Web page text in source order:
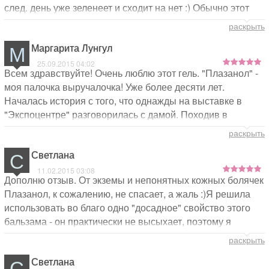
на качестве, на составе. Да, понятно, всё дорожает со
Мое мнение - пусть бы дороже стоил, но качество было
бы неизменным.
след. день уже зеленеет и сходит на нет :) Обычно этот
раскрыть
М Маргарита Лунгул
25.09.2015 04:02
Всем здравствуйте! Очень люблю этот гель. "Плазанол" -
моя палочка выручалочка! Уже более десяти лет.
Началась история с того, что однажды на выставке в
"Экспоцентре" разговорилась с дамой. Походив в
Привлекла меня фраза... без образования рубцов при
давленных ранах... Имелась привычка подавить что-
нибудь на теле, которая оставляла дефекты на коже.
Привычка с годами уменьшила обороты, а вот
эффективность геля оценена по достоинству и мной, и
мамой, и друзьями.
наносила гель, уже были волдыри. Очень скоро жидкость
исчезла, со временем подсохла кожа, я продолжала
раскрыть
С Светлана
11.02.2015 03:08
Дополню отзыв. От экземы и непонятных кожных болячек
Плазанол, к сожалению, не спасает, а жаль :)Я решила
использовать во благо одно "досадное" свойство этого
бальзама - он практически не высыхает, поэтому я
утром в носу нет сухих корочек, которые неизбежно
образуются из-за сухости воздуха в наших квартирах в
раскрыть
Светлана